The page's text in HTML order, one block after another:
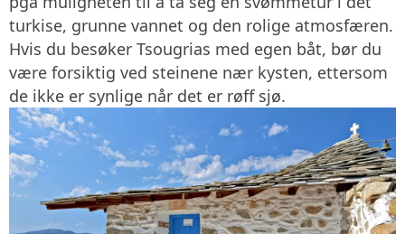
turkise, grunne vannet og den rolige atmosfæren.
Hvis du besøker Tsougrias med egen båt, bør du
være forsiktig ved steinene nær kysten, ettersom
de ikke er synlige når det er røff sjø.